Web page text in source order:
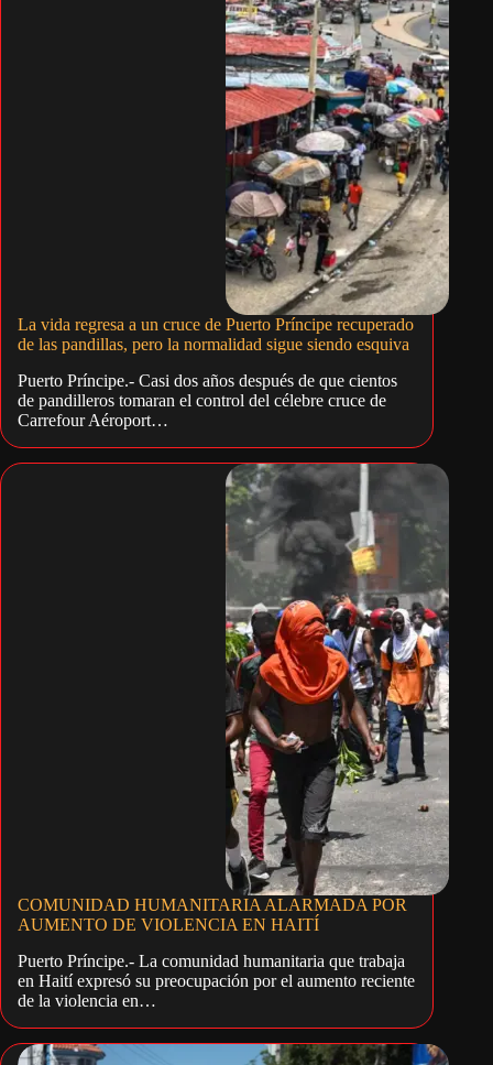
La vida regresa a un cruce de Puerto Príncipe recuperado
de las pandillas, pero la normalidad sigue siendo esquiva
Puerto Príncipe.- Casi dos años después de que cientos
de pandilleros tomaran el control del célebre cruce de
Carrefour Aéroport…
COMUNIDAD HUMANITARIA ALARMADA POR
AUMENTO DE VIOLENCIA EN HAITÍ
Puerto Príncipe.- La comunidad humanitaria que trabaja
en Haití expresó su preocupación por el aumento reciente
de la violencia en…